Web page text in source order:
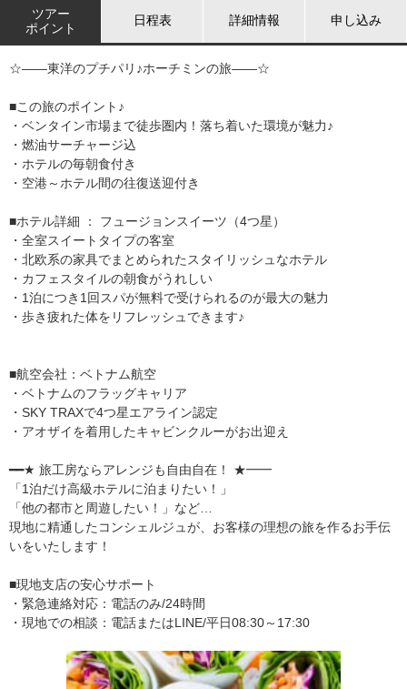
ツアー
ポイント
日程表 詳細情報 申し込み
☆――東洋のプチパリ♪ホーチミンの旅――☆
■この旅のポイント♪
・ベンタイン市場まで徒歩圏内！落ち着いた環境が魅力♪
・燃油サーチャージ込
・ホテルの毎朝食付き
・空港～ホテル間の往復送迎付き
■ホテル詳細 ： フュージョンスイーツ（4つ星）
・全室スイートタイプの客室
・北欧系の家具でまとめられたスタイリッシュなホテル
・カフェスタイルの朝食がうれしい
・1泊につき1回スパが無料で受けられるのが最大の魅力
・歩き疲れた体をリフレッシュできます♪
■航空会社：ベトナム航空
・ベトナムのフラッグキャリア
・SKY TRAXで4つ星エアライン認定
・アオザイを着用したキャビンクルーがお出迎え
━━★ 旅工房ならアレンジも自由自在！ ★━━
「1泊だけ高級ホテルに泊まりたい！」
「他の都市と周遊したい！」など…
現地に精通したコンシェルジュが、お客様の理想の旅を作るお手伝
いをいたします！
■現地支店の安心サポート
・緊急連絡対応：電話のみ/24時間
・現地での相談：電話またはLINE/平日08:30～17:30